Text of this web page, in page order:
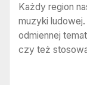
Każdy region
muzyki
odmiennej
czy też